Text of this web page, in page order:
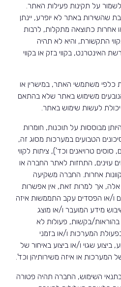
על תקינות פעילות האתר.
שהשירות באתר לא יופרע, יינתן
אחרות כתוצאה מתקלות, לרבות
התקשורת, והיא לא תהיה
האינטרנט, בקווי בזק או בקווי
כלפי משתמשי האתר, במישרין או
משימוש באתר שלא בהתאם
לעשות שימוש באתר.
מבוססות על תוכנות, חומרות
הטבועים במערכות מסוג זה,
סוסים טרויאנים וכד'), ציתות לקווי
עוינים, התחזות לאתר החברה או
אחרות. החברה משקיעה
אלה, אך למרות זאת, אין אפשרות
ו/או הפסדים עקב התממשות איזה
מידע המועבר ו/או מוצג
בקשות, פעולות לא
המערכות ו/או בזמני
ביצוע שגוי ו/או ביצוע באיחור של
המערכות או איזה משירותיהן וכד'.
בתנאי השימוש, החברה תהיה פטורה